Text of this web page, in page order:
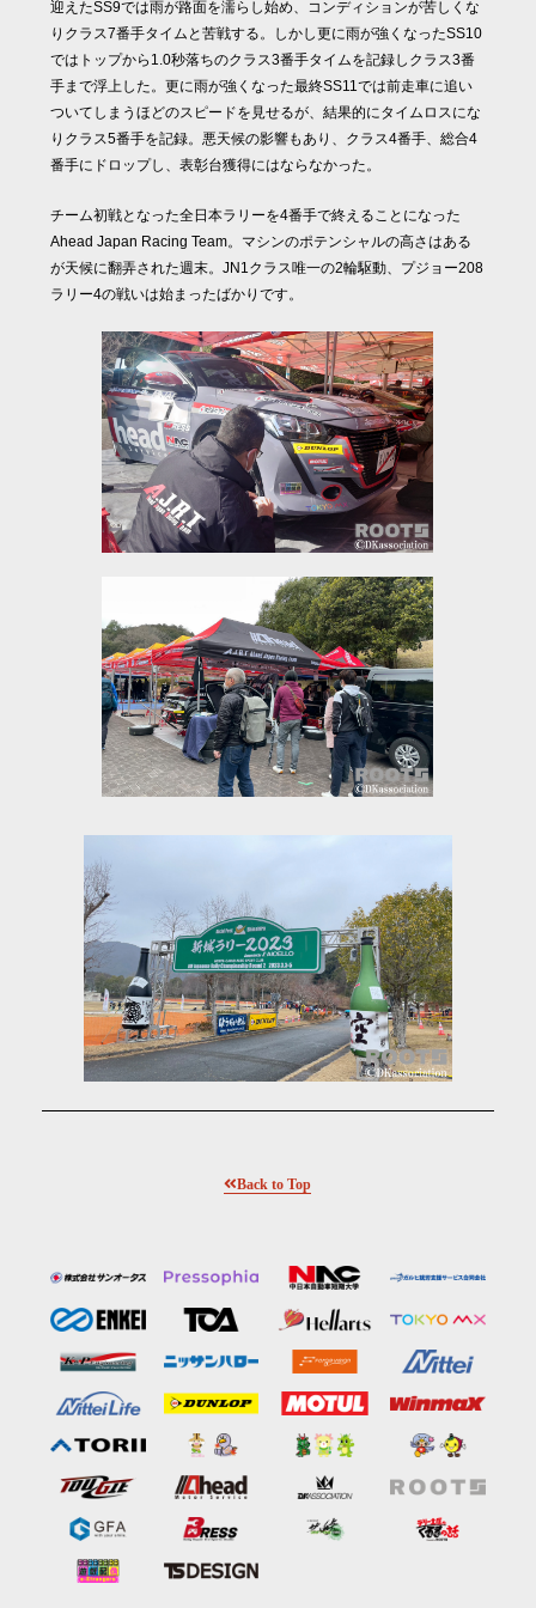
迎えたSS9では雨が路面を濡らし始め、コンディションが苦しくな
りクラス7番手タイムと苦戦する。しかし更に雨が強くなったSS10
ではトップから1.0秒落ちのクラス3番手タイムを記録しクラス3番
手まで浮上した。更に雨が強くなった最終SS11では前走車に追い
ついてしまうほどのスピードを見せるが、結果的にタイムロスにな
りクラス5番手を記録。悪天候の影響もあり、クラス4番手、総合4
番手にドロップし、表彰台獲得にはならなかった。
チーム初戦となった全日本ラリーを4番手で終えることになった
Ahead Japan Racing Team。マシンのポテンシャルの高さはある
が天候に翻弄された週末。JN1クラス唯一の2輪駆動、プジョー208
ラリー4の戦いは始まったばかりです。
Back to Top